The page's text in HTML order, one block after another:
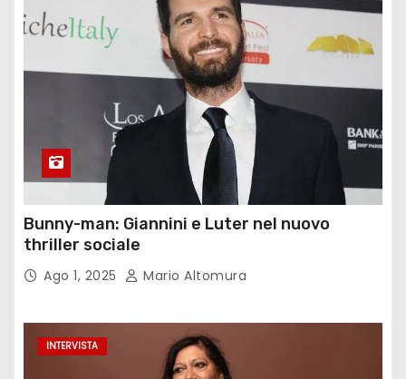
Bunny-man: Giannini e Luter nel nuovo
thriller sociale
Ago 1, 2025 Mario Altomura
INTERVISTA